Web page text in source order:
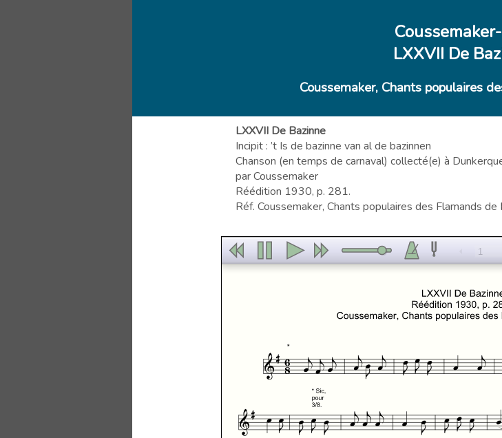
LXXVII De
Coussemaker, Chants populaires
LXXVII De Bazinne
Incipit : ’t Is de bazinne van al de bazinnen
Chanson (en temps de carnaval) collecté(e) à
par Coussemaker
Réédition 1930, p. 281.
Réf. Coussemaker, Chants populaires des Flamands
1